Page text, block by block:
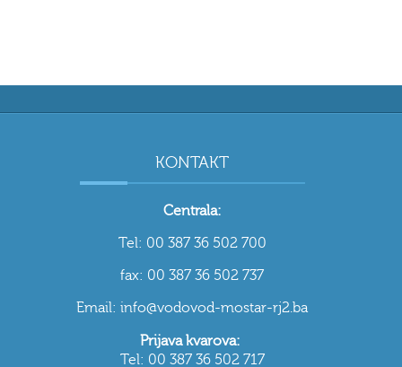
KONTAKT
Centrala:
Tel: 00 387 36 502 700
fax: 00 387 36 502 737
Email: info@vodovod-mostar-rj2.ba
Prijava kvarova:
Tel: 00 387 36 502 717